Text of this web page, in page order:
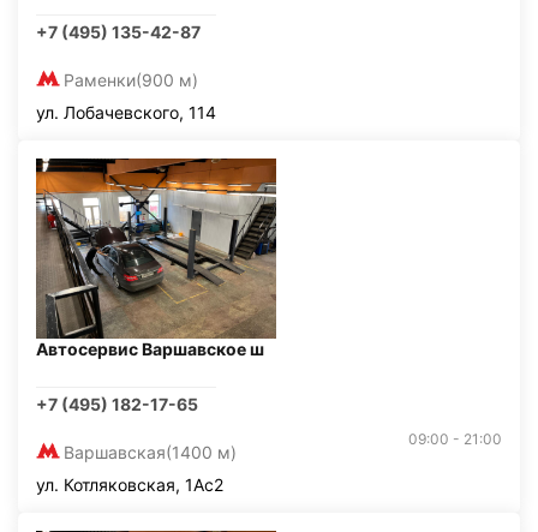
+7 (495) 135-42-87
Раменки(900 м)
ул. Лобачевского, 114
Автосервис Варшавское ш
+7 (495) 182-17-65
Варшавская(1400 м)
09:00 - 21:00
ул. Котляковская, 1Ас2